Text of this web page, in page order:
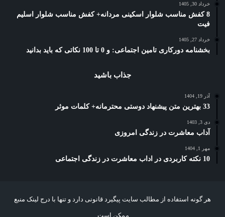
خرداد 30, 1405
8 کفش مناسب شلوار اسکینی مردانه+ کفش مناسب شلوار اسلیم
فیت
خرداد 27, 1405
بخشنامه دورکاری تامین اجتماعی: و 0 تا 100 نکاتی که باید بدانید
جذاب باشید
آذر 19, 1404
33 بهترین متن پیشنهاد دوستی محترمانه+ کلمات موثر
دی 3, 1403
آداب معاشرت در زندگی امروزی
مهر 1, 1404
10 نکته کاربردی در اداب معاشرت در زندگی اجتماعی
هر گونه استفاده از مطالب سایت پیگیرد قانونی دارد و تنها با درج لینک منبع
ممکن است.